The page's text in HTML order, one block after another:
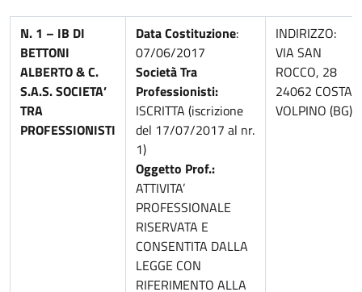
N. 1 – IB DI
BETTONI
ALBERTO & C.
S.A.S. SOCIETA’
TRA
PROFESSIONISTI
Data Costituzione:
07/06/2017
Società Tra
Professionisti:
ISCRITTA (iscrizione
del 17/07/2017 al nr.
1)
Oggetto Prof.:
ATTIVITA’
PROFESSIONALE
RISERVATA E
CONSENTITA DALLA
LEGGE CON
RIFERIMENTO ALLA
INDIRIZZO:
VIA SAN
ROCCO, 28
24062 COSTA
VOLPINO (BG)